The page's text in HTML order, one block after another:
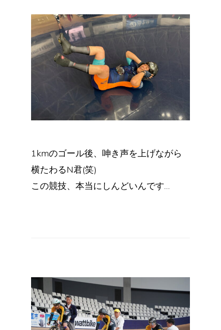
1kmのゴール後、呻き声を上げながら
横たわるN君(笑)
この競技、本当にしんどいんです…